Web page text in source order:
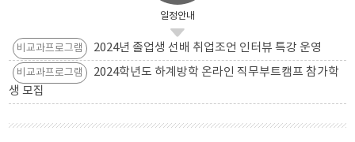
일정안내
비교과프로그램 2024년 졸업생 선배 취업조언 인터뷰 특강 운영
비교과프로그램
2024학년도 하계방학 온라인 직무부트캠프 참가학
생 모집